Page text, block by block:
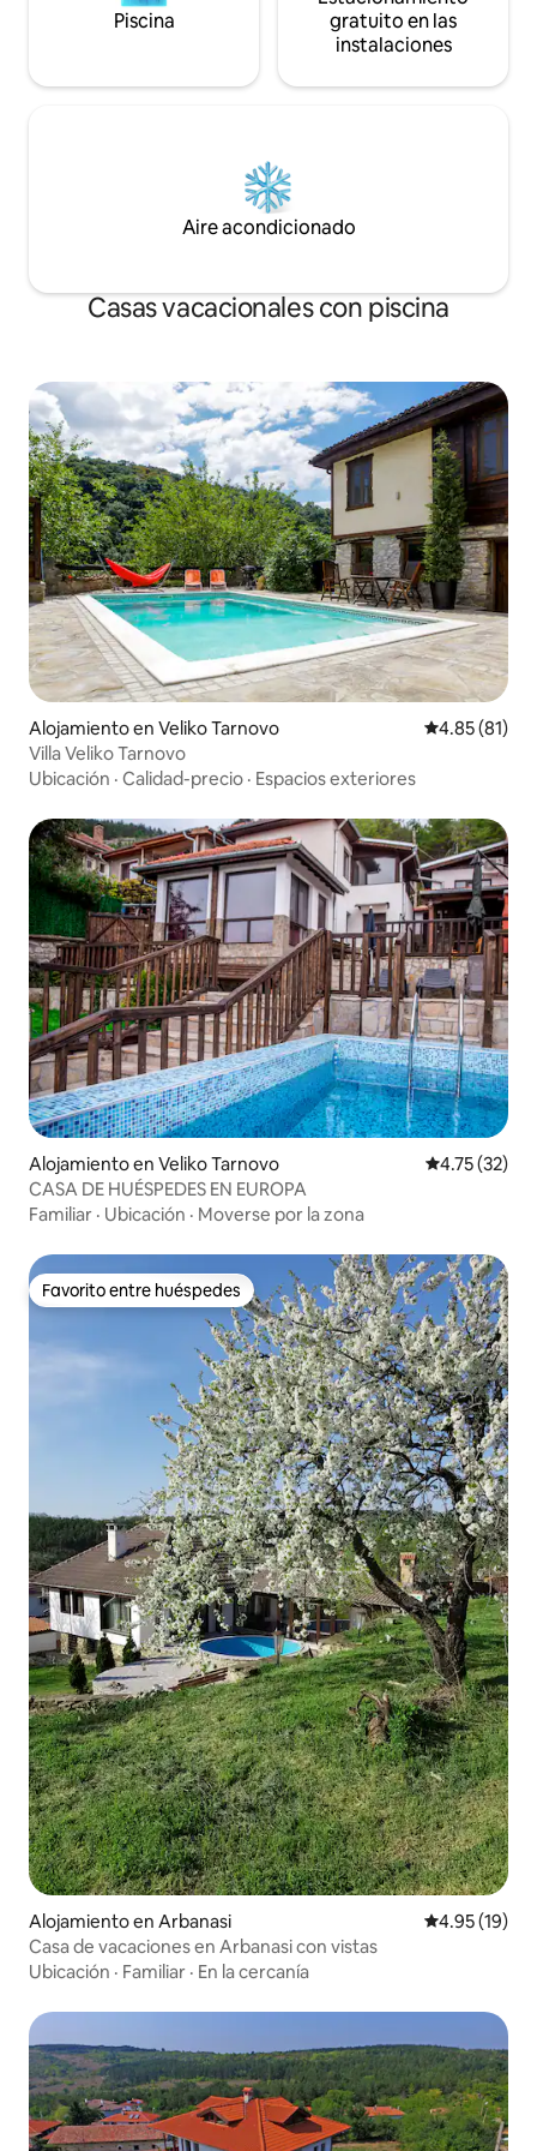
Piscina
gratuito en las
instalaciones
Aire acondicionado
Casas vacacionales con piscina
Alojamiento en Veliko Tarnovo Calificación
4.85 (81)
Villa Veliko Tarnovo
Ubicación · Calidad-precio · Espacios exteriores
Alojamiento en Veliko Tarnovo Calificación
4.75 (32)
CASA DE HUÉSPEDES EN EUROPA
Familiar · Ubicación · Moverse por la zona
Favorito entre huéspedes
Favorito entre huéspedes
Alojamiento en Arbanasi Calificación
4.95 (19)
Casa de vacaciones en Arbanasi con vistas
Ubicación · Familiar · En la cercanía